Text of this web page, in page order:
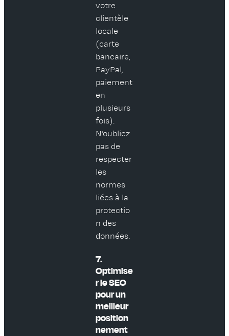
votre
clientèle
locale
(carte
bancaire,
PayPal,
paiement
en
plusieurs
fois).
N’oubliez
pas de
respecter
les
normes
liées à la
protectio
n des
données.
7.
Optimise
r le SEO
pour un
meilleur
position
nement